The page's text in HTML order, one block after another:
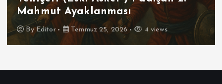
Mahmut Ayaklanması
By Editor Temmuz 25, 2026 4 views